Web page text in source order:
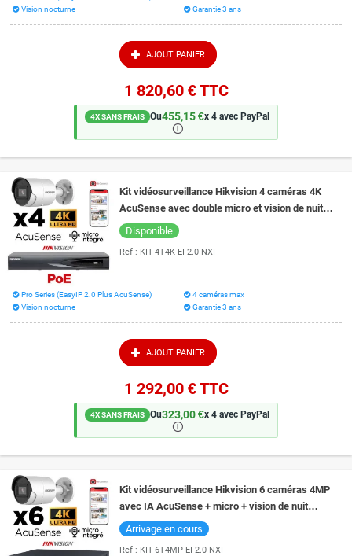
Vision nocturne
Garantie 3 ans
AJOUT PANIER
1 820,60 €TTC
4X SANS FRAIS Ou455,15 €x 4 avec PayPal
🛈
Kit vidéosurveillance Hikvision 4 caméras 4K
AcuSense avec double micro et vision de nuit
couleur Smart Hybrid Light 40 mètres
Disponible
Ref : KIT-4T4K-EI-2.0-NXI
Pro Series (EasyIP 2.0 Plus AcuSense)
Vision nocturne
4 caméras max
Garantie 3 ans
AJOUT PANIER
1 292,00 €TTC
4X SANS FRAIS Ou323,00 €x 4 avec PayPal
🛈
Kit vidéosurveillance Hikvision 6 caméras 4MP
avec IA AcuSense + micro + vision de nuit
couleur 40 mètres
Arrivage en cours
Ref : KIT-6T4MP-EI-2.0-NXI